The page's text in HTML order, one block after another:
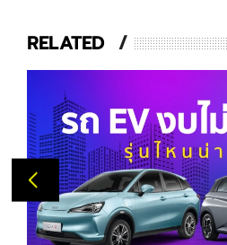
RELATED